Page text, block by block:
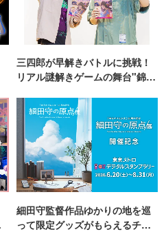
三四郎が早解きバトルに挑戦！
リアル謎解きゲームの舞台"錦糸
細田守監督作品ゆかりの地を巡
って限定グッズがもらえるチャ